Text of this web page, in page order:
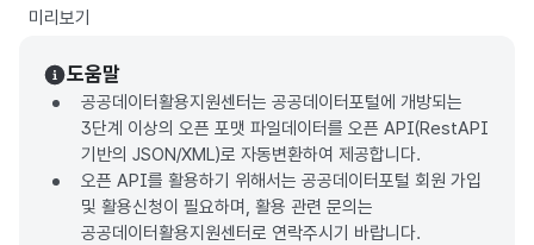
미리보기
도움말
공공데이터활용지원센터는 공공데이터포털에 개방되는
3단계 이상의 오픈 포맷 파일데이터를 오픈 API(RestAPI
기반의 JSON/XML)로 자동변환하여 제공합니다.
오픈 API를 활용하기 위해서는 공공데이터포털 회원 가입
및 활용신청이 필요하며, 활용 관련 문의는
공공데이터활용지원센터로 연락주시기 바랍니다.